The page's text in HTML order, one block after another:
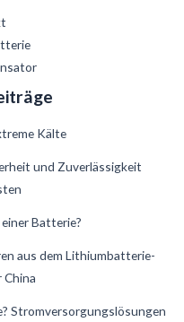
Kälte
und Zuverlässigkeit
Batterie?
aus dem Lithiumbatterie-
China
Stromversorgungslösungen
French
Danish